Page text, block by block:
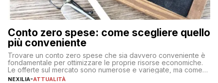
Conto zero spese: come scegliere quello
più conveniente
Trovare un conto zero spese che sia davvero conveniente è
fondamentale per ottimizzare le proprie risorse economiche.
Le offerte sul mercato sono numerose e variegate, ma come
individuare quella più adatta alle proprie esigenze senza
NEXILIA-ATTUALITÀ